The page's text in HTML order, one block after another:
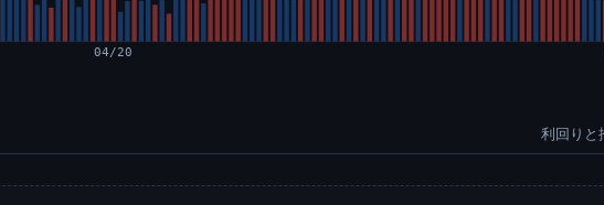
04/20
利回りと